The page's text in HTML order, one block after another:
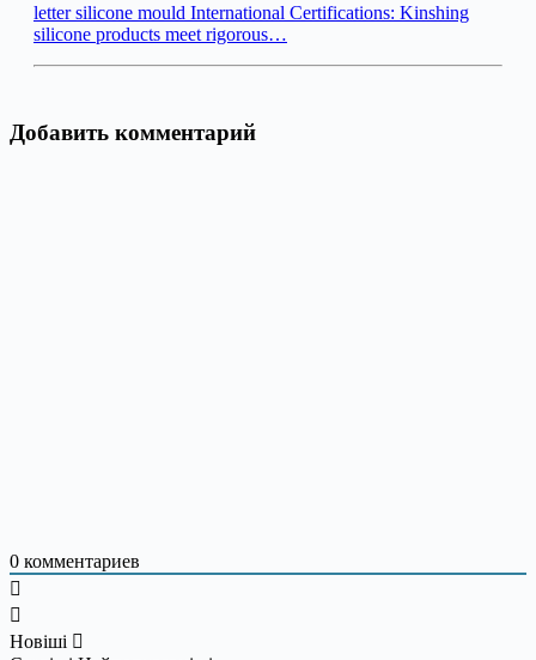
letter silicone mould International Certifications: Kinshing
silicone products meet rigorous…
Добавить комментарий
0 комментариев
Новіші